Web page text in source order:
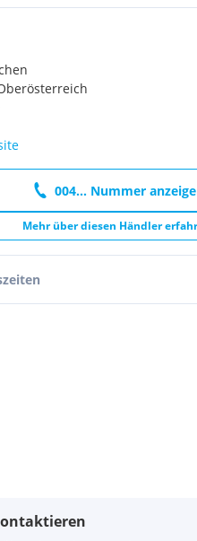
004... Nummer
Mehr über diesen Händler